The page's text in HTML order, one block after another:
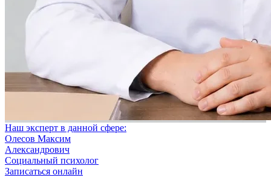
Наш эксперт в данной сфере:
Олесов Максим
Александрович
Социальный психолог
Записаться онлайн